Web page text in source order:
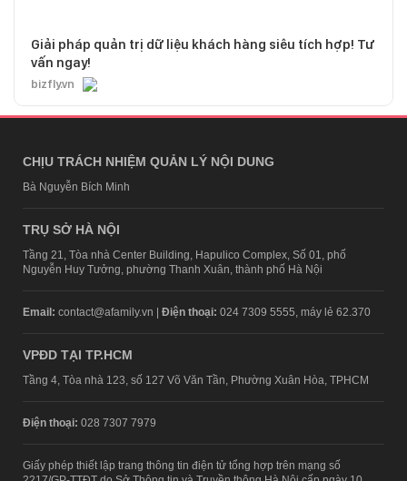
Giải pháp quản trị dữ liệu khách hàng siêu tích hợp! Tư
vấn ngay!
bizfly.vn
CHỊU TRÁCH NHIỆM QUẢN LÝ NỘI DUNG
Bà Nguyễn Bích Minh
TRỤ SỞ HÀ NỘI
Tầng 21, Tòa nhà Center Building, Hapulico Complex, Số 01, phố
Nguyễn Huy Tưởng, phường Thanh Xuân, thành phố Hà Nội
Email: contact@afamily.vn | Điện thoại: 024 7309 5555, máy lẻ 62.370
VPĐD TẠI TP.HCM
Tầng 4, Tòa nhà 123, số 127 Võ Văn Tần, Phường Xuân Hòa, TPHCM
Điện thoại: 028 7307 7979
Giấy phép thiết lập trang thông tin điện tử tổng hợp trên mạng số